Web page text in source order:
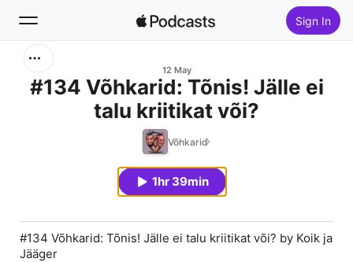
Sign In
12 May
#134 Võhkarid: Tõnis! Jälle ei
talu kriitikat või?
Võhkarid
1hr 39min
#134 Võhkarid: Tõnis! Jälle ei talu kriitikat või? by Koik ja
Jääger